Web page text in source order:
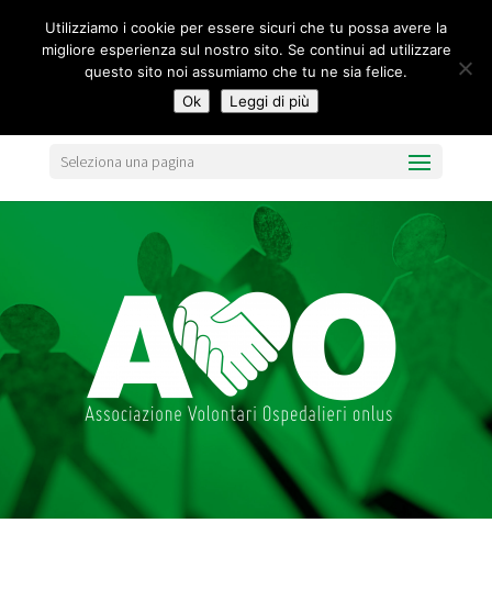
Seleziona una pagina
Utilizziamo i cookie per essere sicuri che tu possa avere la
migliore esperienza sul nostro sito. Se continui ad utilizzare
questo sito noi assumiamo che tu ne sia felice.
Ok
Leggi di più